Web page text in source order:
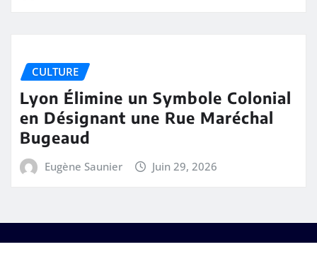
CULTURE
Lyon Élimine un Symbole Colonial
en Désignant une Rue Maréchal
Bugeaud
Eugène Saunier Juin 29, 2026